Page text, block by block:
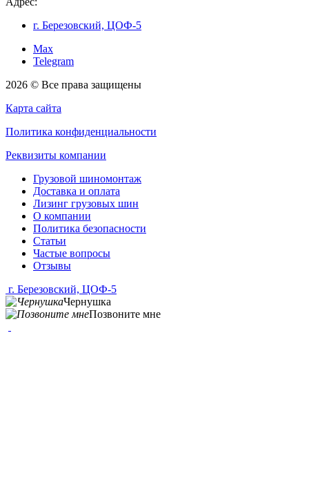
г. Березовский, ЦОФ-5
Max
Telegram
2026 © Все права защищены
Карта сайта
Политика конфиденциальности
Реквизиты компании
Грузовой шиномонтаж
Доставка и оплата
Лизинг грузовых шин
О компании
Политика безопасности
Статьи
Частые вопросы
Отзывы
г. Березовский, ЦОФ-5
Чернушка
Позвоните мне